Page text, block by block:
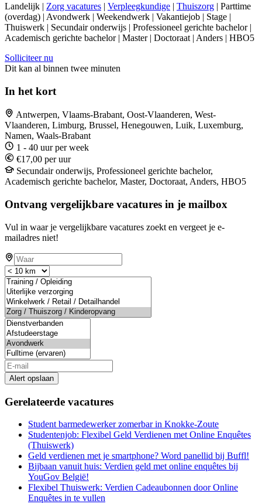
Landelijk | Zorg vacatures | Verpleegkundige | Thuiszorg | Parttime
(overdag) | Avondwerk | Weekendwerk | Vakantiejob | Stage |
Thuiswerk | Secundair onderwijs | Professioneel gerichte bachelor |
Academisch gerichte bachelor | Master | Doctoraat | Anders | HBO5
Solliciteer nu
Dit kan al binnen twee minuten
In het kort
Antwerpen, Vlaams-Brabant, Oost-Vlaanderen, West-
Vlaanderen, Limburg, Brussel, Henegouwen, Luik, Luxemburg,
Namen, Waals-Brabant
1 - 40 uur per week
€17,00 per uur
Secundair onderwijs, Professioneel gerichte bachelor,
Academisch gerichte bachelor, Master, Doctoraat, Anders, HBO5
Ontvang vergelijkbare vacatures in je mailbox
Vul in waar je vergelijkbare vacatures zoekt en vergeet je e-
mailadres niet!
Alert opslaan
Gerelateerde vacatures
Student barmedewerker zomerbar in Knokke-Zoute
Studentenjob: Flexibel Geld Verdienen met Online Enquêtes
(Thuiswerk)
Geld verdienen met je smartphone? Word panellid bij Buffl!
Bijbaan vanuit huis: Verdien geld met online enquêtes bij
YouGov België!
Flexibel Thuiswerk: Verdien Cadeaubonnen door Online
Enquêtes in te vullen